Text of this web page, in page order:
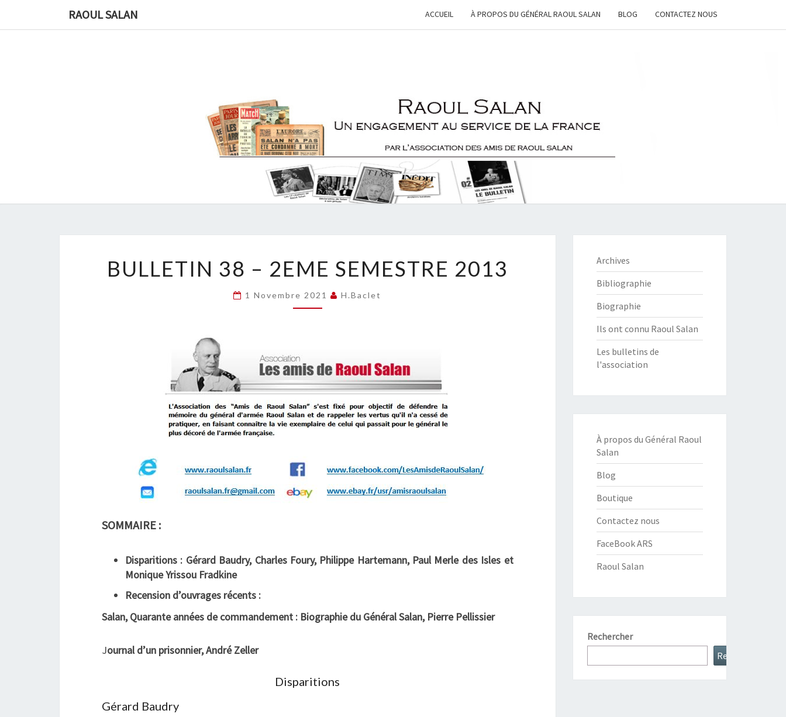
RAOUL SALAN ACCUEIL À PROPOS DU GÉNÉRAL RAOUL SALAN BLOG CONTACTEZ NOUS
RAOUL
SALAN
Une
Engagement
Au Service
De Le
France
38
2EME
SEMESTRE
BULLETIN 38 – 2EME SEMESTRE 2013
1 Novembre 2021 H.baclet
SOMMAIRE :
Disparitions : Gérard Baudry, Charles Foury, Philippe Hartemann, Paul Merle des Isles et
Monique Yrissou Fradkine
Recension d’ouvrages récents :
Salan, Quarante années de commandement : Biographie du Général Salan, Pierre Pellissier
Journal d’un prisonnier, André Zeller
Disparitions
Gérard Baudry
Archives
Bibliographie
Biographie
Ils ont connu Raoul Salan
Les bulletins de
l'association
À propos du Général Raoul
Salan
Blog
Boutique
Contactez nous
FaceBook ARS
Raoul Salan
Rechercher
Rechercher